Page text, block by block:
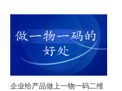
企业给产品做上一物一码二维